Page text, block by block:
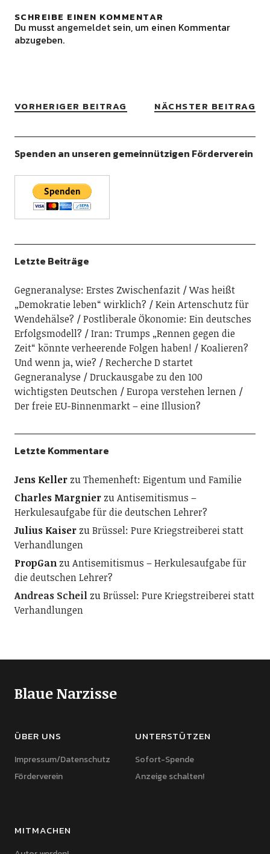
SCHREIBE EINEN KOMMENTAR
Du musst angemeldetsein, um einen Kommentar
abzugeben.
VORHERIGER BEITRAG NÄCHSTER BEITRAG
Spenden an unseren gemeinnützigen Förderverein
Letzte Beiträge
Gegneranalyse: Erstes Zwischenfazit
Was heißt
„Demokratie leben“ wirklich?
Kein Artenschutz für
Wendehälse?
Postliberale Ökonomie: Ein deutsches
Erfolgsmodell?
Iran: Trumps „Rennen gegen die
Zeit“ könnte verheerende Folgen haben!
Koalieren?
Und wenn ja, wie?
Recherche D startet
Gegneranalyse
Druckausgabe zu den 100
wichtigsten Deutschen
Europa verstehen lernen
Der freie EU-Binnenmarkt – eine Illusion?
Letzte Kommentare
Jens KellerzuThemenheft: Eigentum und Familie
Charles MargnierzuAntisemitismus –
Herkulesaufgabe für die deutschen Lehrer?
Julius KaiserzuBrüssel: Pure Kriegstreiberei statt
Verhandlungen
PropGanzuAntisemitismus – Herkulesaufgabe für
die deutschen Lehrer?
Andreas ScheilzuBrüssel: Pure Kriegstreiberei statt
Verhandlungen
Blaue Narzisse
ÜBER UNS
Impressum/Datenschutz
Förderverein
UNTERSTÜTZEN
Sofort-Spende
Anzeige schalten!
MITMACHEN